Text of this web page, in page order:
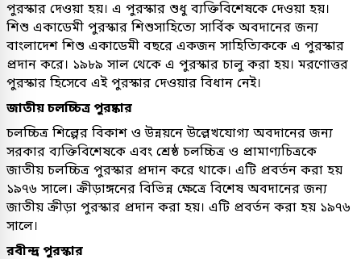
পুরস্কার দেওয়া হয়। এ পুরস্কার শুধু ব্যক্তিবিশেষকে দেওয়া হয়।
শিশু একাডেমী পুরস্কার শিশুসাহিত্যে সার্বিক অবদানের জন্য
বাংলাদেশ শিশু একাডেমী বছরে একজন সাহিত্যিককে এ পুরস্কার
প্রদান করে। ১৯৮৯ সাল থেকে এ পুরস্কার চালু করা হয়। মরণোত্তর
পুরস্কার হিসেবে এই পুরস্কার দেওয়ার বিধান নেই।
জাতীয় চলচ্চিত্র পুরষ্কার
চলচ্চিত্র শিল্পের বিকাশ ও উন্নয়নে উল্লেখযোগ্য অবদানের জন্য
সরকার ব্যক্তিবিশেষকে এবং শ্রেষ্ঠ চলচ্চিত্র ও প্রামাণ্যচিত্রকে
জাতীয় চলচ্চিত্র পুরস্কার প্রদান করে থাকে। এটি প্রবর্তন করা হয়
১৯৭৬ সালে। ক্রীড়াঙ্গনের বিভিন্ন ক্ষেত্রে বিশেষ অবদানের জন্য
জাতীয় ক্রীড়া পুরস্কার প্রদান করা হয়। এটি প্রবর্তন করা হয় ১৯৭৬
সালে।
রবীন্দ্র পুরস্কার